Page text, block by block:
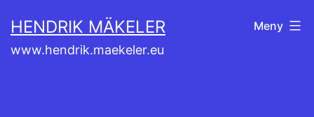
till
innehåll
HENDRIK MÄKELER
www.hendrik.maekeler.eu
Meny